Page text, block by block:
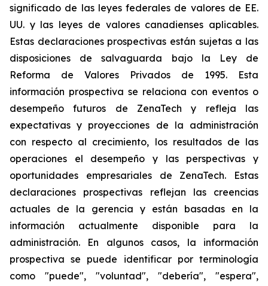
significado de las leyes federales de valores de EE.
UU. y las leyes de valores canadienses aplicables.
Estas declaraciones prospectivas están sujetas a las
disposiciones de salvaguarda bajo la Ley de
Reforma de Valores Privados de 1995. Esta
información prospectiva se relaciona con eventos o
desempeño futuros de ZenaTech y refleja las
expectativas y proyecciones de la administración
con respecto al crecimiento, los resultados de las
operaciones el desempeño y las perspectivas y
oportunidades empresariales de ZenaTech. Estas
declaraciones prospectivas reflejan las creencias
actuales de la gerencia y están basadas en la
información actualmente disponible para la
administración. En algunos casos, la información
prospectiva se puede identificar por terminología
como "puede", "voluntad", "debería", "espera",